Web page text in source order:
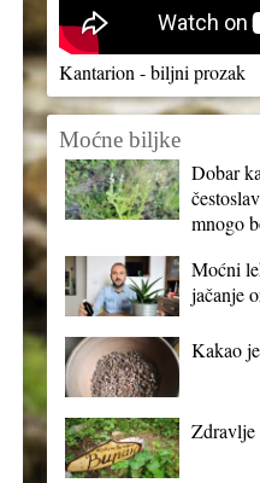
Kantarion - biljni prozak
Moćne biljke
Dobar
mnogo
Moćni
jačanje
Kakao
Zdravlje